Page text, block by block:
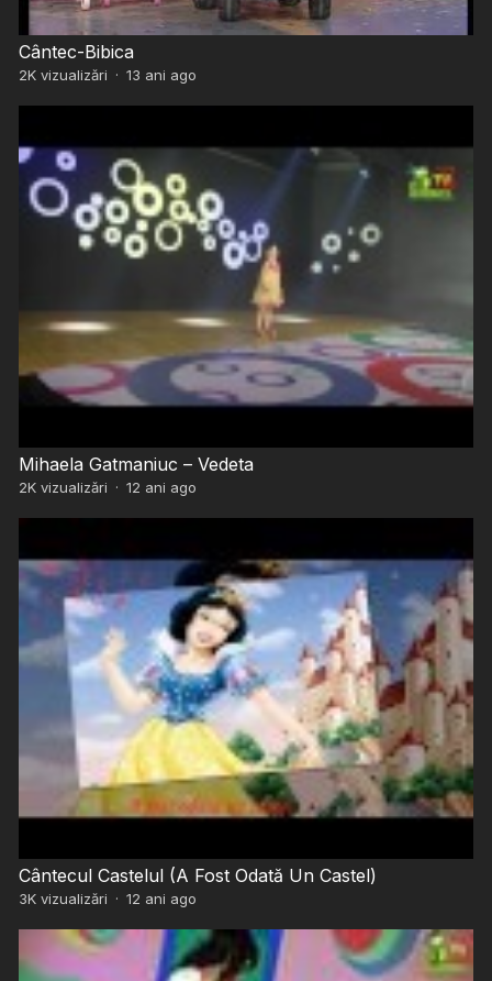
Cântec-Bibica
2Kvizualizări · 13 ani ago
Mihaela Gatmaniuc – Vedeta
2Kvizualizări · 12 ani ago
Cântecul Castelul (A Fost Odată Un Castel)
3Kvizualizări · 12 ani ago